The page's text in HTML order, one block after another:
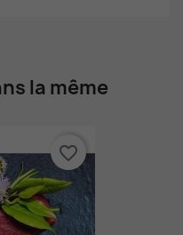
la même
favorite_border